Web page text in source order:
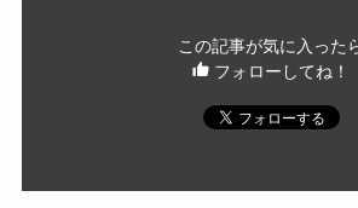
この記事が気に入った
フォローしてね！